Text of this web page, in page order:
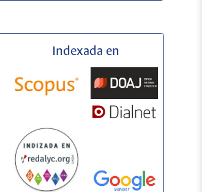
Indexada en